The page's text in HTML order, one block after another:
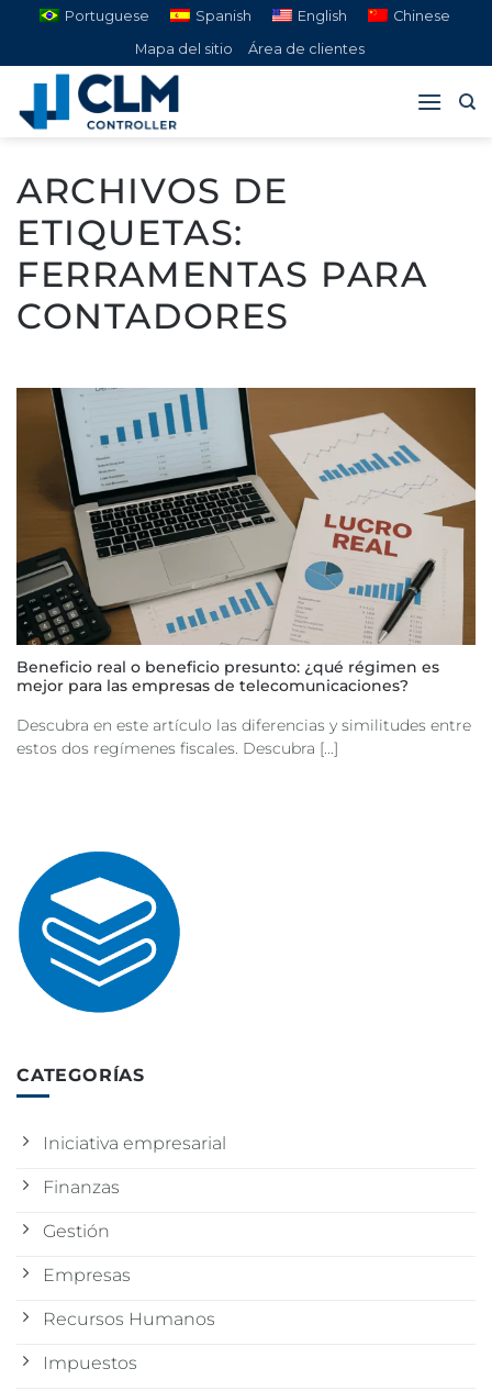
Saltar
contenido
Portuguese Spanish English
Chinese
Mapa del sitio
Área de clientes
ARCHIVOS DE
ETIQUETAS:
FERRAMENTAS PARA
CONTADORES
Beneficio real o beneficio presunto: ¿qué régimen es
mejor para las empresas de telecomunicaciones?
Descubra en este artículo las diferencias y similitudes entre
estos dos regímenes fiscales. Descubra [...]
CATEGORÍAS
Iniciativa empresarial
Finanzas
Gestión
Empresas
Recursos Humanos
Impuestos